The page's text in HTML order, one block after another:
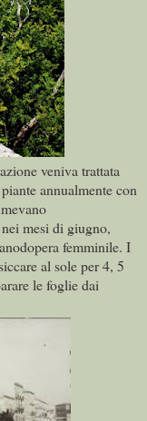
veniva trattata
annualmente con
mesi di giugno,
femminile. I
al sole per 4, 5
le foglie dai